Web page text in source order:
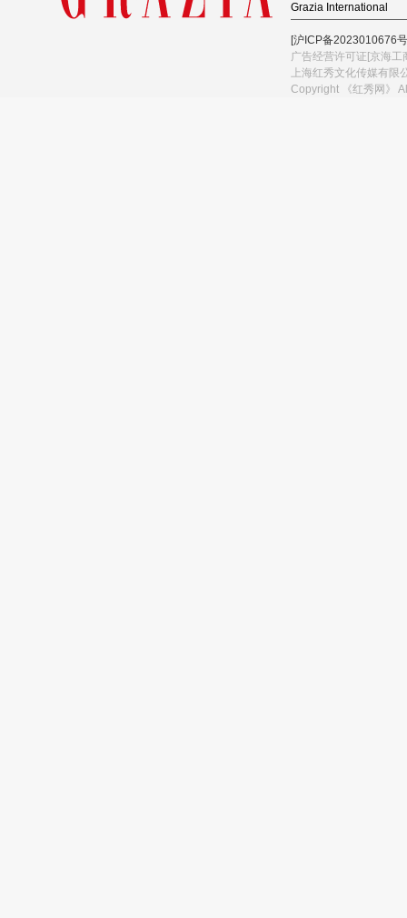
Grazia International
[沪ICP备2023010676
广告经营许可证[京海
上海红秀文化传媒有限
Copyright 《红秀网》